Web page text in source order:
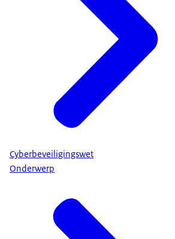
Cyberbeveiligingswet
Onderwerp